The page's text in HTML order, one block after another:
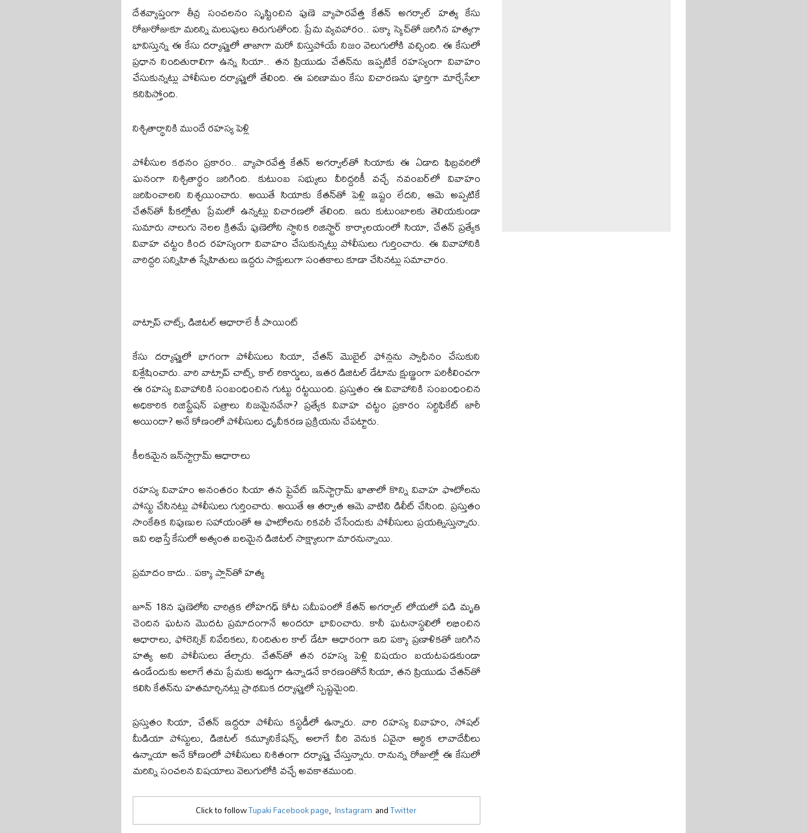
దేశవ్యాప్తంగా తీవ్ర సంచలనం సృష్టించిన పుణె వ్యాపారవేత్త కేతన్ అగర్వాల్ హత్య కేసు
రోజురోజుకూ మరిన్ని మలుపులు తిరుగుతోంది. ప్రేమ వ్యవహారం.. పక్కా స్కెచ్‌తో జరిగిన హత్యగా
భావిస్తున్న ఈ కేసు దర్యాప్తులో తాజాగా మరో విస్తుపోయే నిజం వెలుగులోకి వచ్చింది. ఈ కేసులో
ప్రధాన నిందితురాలిగా ఉన్న సియా.. తన ప్రియుడు చేతన్‌ను ఇప్పటికే రహస్యంగా వివాహం
చేసుకున్నట్లు పోలీసుల దర్యాప్తులో తేలింది. ఈ పరిణామం కేసు విచారణను పూర్తిగా మార్చేసేలా
కనిపిస్తోంది.
నిశ్చితార్థానికి ముందే రహస్య పెళ్లి
పోలీసుల కథనం ప్రకారం.. వ్యాపారవేత్త కేతన్ అగర్వాల్‌తో సియాకు ఈ ఏడాది ఫిబ్రవరిలో
ఘనంగా నిశ్చితార్థం జరిగింది. కుటుంబ సభ్యులు వీరిద్దరికీ వచ్చే నవంబర్‌లో వివాహం
జరిపించాలని నిశ్చయించారు. అయితే సియాకు కేతన్‌తో పెళ్లి ఇష్టం లేదని, ఆమె అప్పటికే
చేతన్‌తో పీకల్లోతు ప్రేమలో ఉన్నట్లు విచారణలో తేలింది. ఇరు కుటుంబాలకు తెలియకుండా
సుమారు నాలుగు నెలల క్రితమే పుణెలోని స్థానిక రిజిస్ట్రార్ కార్యాలయంలో సియా, చేతన్ ప్రత్యేక
వివాహ చట్టం కింద రహస్యంగా వివాహం చేసుకున్నట్లు పోలీసులు గుర్తించారు. ఈ వివాహానికి
వారిద్దరి సన్నిహిత స్నేహితులు ఇద్దరు సాక్షులుగా సంతకాలు కూడా చేసినట్లు సమాచారం.
వాట్సాప్ చాట్స్, డిజిటల్ ఆధారాలే కీ పాయింట్
కేసు దర్యాప్తులో భాగంగా పోలీసులు సియా, చేతన్ మొబైల్ ఫోన్లను స్వాధీనం చేసుకుని
విశ్లేషించారు. వారి వాట్సాప్ చాట్స్, కాల్ రికార్డులు, ఇతర డిజిటల్ డేటాను క్షుణ్ణంగా పరిశీలించగా
ఈ రహస్య వివాహానికి సంబంధించిన గుట్టు రట్టయింది. ప్రస్తుతం ఈ వివాహానికి సంబంధించిన
అధికారిక రిజిస్ట్రేషన్ పత్రాలు నిజమైనవేనా? ప్రత్యేక వివాహ చట్టం ప్రకారం సర్టిఫికేట్ జారీ
అయిందా? అనే కోణంలో పోలీసులు ధృవీకరణ ప్రక్రియను చేపట్టారు.
కీలకమైన ఇన్‌స్టాగ్రామ్ ఆధారాలు
రహస్య వివాహం అనంతరం సియా తన ప్రైవేట్ ఇన్‌స్టాగ్రామ్ ఖాతాలో కొన్ని వివాహ ఫొటోలను
పోస్టు చేసినట్లు పోలీసులు గుర్తించారు. అయితే ఆ తర్వాత ఆమె వాటిని డిలీట్ చేసింది. ప్రస్తుతం
సాంకేతిక నిపుణుల సహాయంతో ఆ ఫొటోలను రికవరీ చేసేందుకు పోలీసులు ప్రయత్నిస్తున్నారు.
ఇవి లభిస్తే కేసులో అత్యంత బలమైన డిజిటల్ సాక్ష్యాలుగా మారనున్నాయి.
ప్రమాదం కాదు.. పక్కా ప్లాన్‌తో హత్య
జూన్ 18న పుణెలోని చారిత్రక లోహగఢ్ కోట సమీపంలో కేతన్ అగర్వాల్ లోయలో పడి మృతి
చెందిన ఘటన మొదట ప్రమాదంగానే అందరూ భావించారు. కానీ ఘటనాస్థలిలో లభించిన
ఆధారాలు, ఫోరెన్సిక్ నివేదికలు, నిందితుల కాల్ డేటా ఆధారంగా ఇది పక్కా ప్రణాళికతో జరిగిన
హత్య అని పోలీసులు తేల్చారు. చేతన్‌తో తన రహస్య పెళ్లి విషయం బయటపడకుండా
ఉండేందుకు అలాగే తమ ప్రేమకు అడ్డుగా ఉన్నాడనే కారణంతోనే సియా, తన ప్రియుడు చేతన్‌తో
కలిసి కేతన్‌ను హతమార్చినట్లు ప్రాథమిక దర్యాప్తులో స్పష్టమైంది.
ప్రస్తుతం సియా, చేతన్ ఇద్దరూ పోలీసు కస్టడీలో ఉన్నారు. వారి రహస్య వివాహం, సోషల్
మీడియా పోస్టులు, డిజిటల్ కమ్యూనికేషన్స్, అలాగే వీరి వెనుక ఏవైనా ఆర్థిక లావాదేవీలు
ఉన్నాయా అనే కోణంలో పోలీసులు నిశితంగా దర్యాప్తు చేస్తున్నారు. రానున్న రోజుల్లో ఈ కేసులో
మరిన్ని సంచలన విషయాలు వెలుగులోకి వచ్చే అవకాశముంది.
Click to followTupaki Facebook page, Instagram andTwitter